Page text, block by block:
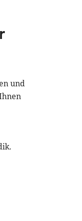
und